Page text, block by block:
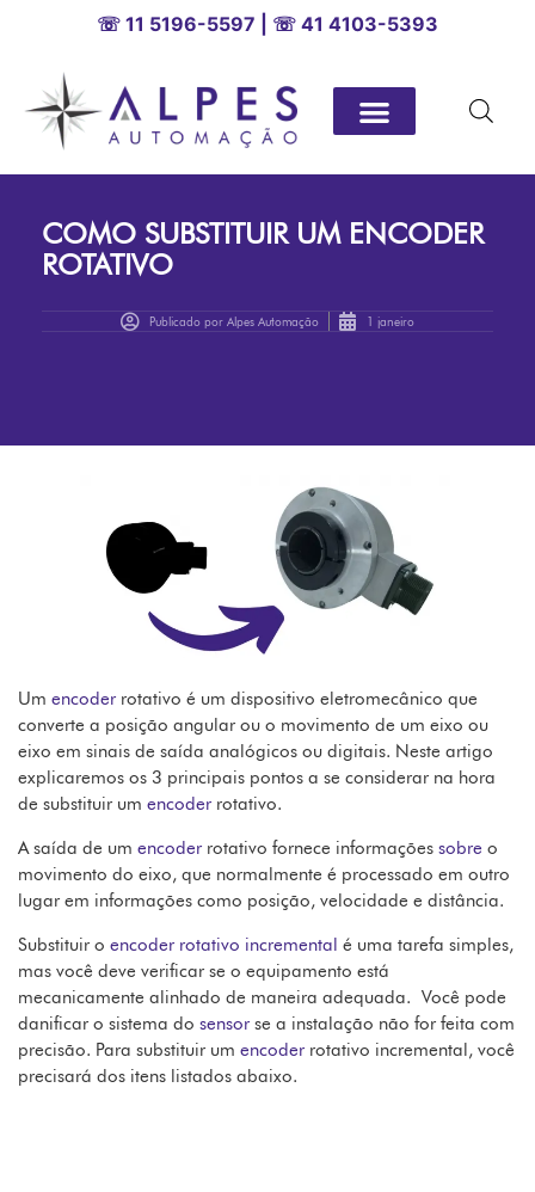
☏ 11 5196-5597 | ☏ 41 4103-5393
COMO SUBSTITUIR UM ENCODER
ROTATIVO
Publicado por Alpes Automação 1 janeiro
Um encoder rotativo é um dispositivo eletromecânico que
converte a posição angular ou o movimento de um eixo ou
eixo em sinais de saída analógicos ou digitais. Neste artigo
explicaremos os 3 principais pontos a se considerar na hora
de substituir um encoder rotativo.
A saída de um encoder rotativo fornece informações sobre o
movimento do eixo, que normalmente é processado em outro
lugar em informações como posição, velocidade e distância.
Substituir o encoder rotativo incremental é uma tarefa simples,
mas você deve verificar se o equipamento está
mecanicamente alinhado de maneira adequada. Você pode
danificar o sistema do sensor se a instalação não for feita com
precisão. Para substituir um encoder rotativo incremental, você
precisará dos itens listados abaixo.